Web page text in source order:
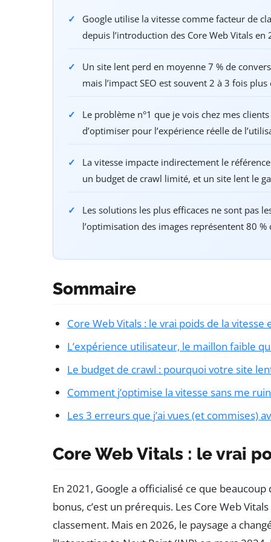
Google utilise la vitesse comme facteur de
depuis l’introduction des Core Web Vitals en
Un site lent perd en moyenne 7 % de
mais l’impact SEO est souvent 2 à 3 fois
Le problème n°1 que je vois chez mes
d’optimiser pour l’expérience réelle de
La vitesse impacte indirectement le
un budget de crawl limité, et un site lent le
Les solutions les plus efficaces ne sont pas
l’optimisation des images représentent 80 %
Sommaire
Core Web Vitals : le vrai poids de la vitesse
L’expérience utilisateur, le maillon faible
Le budget de crawl : pourquoi votre site
Comment j’optimise la vitesse sans me
Les 3 erreurs que j’ai vues (et commises)
Core Web Vitals : le vrai
En 2021, Google a officialisé ce que beaucoup
bonus, c’est un prérequis. Les Core Web
classement. Mais en 2026, le paysage a